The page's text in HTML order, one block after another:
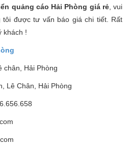
quảng cáo Hải Phòng giá rẻ, vui
tôi được tư vấn báo giá chi tiết. Rất
khách !
chân, Hải Phòng
Lê Chân, Hải Phòng